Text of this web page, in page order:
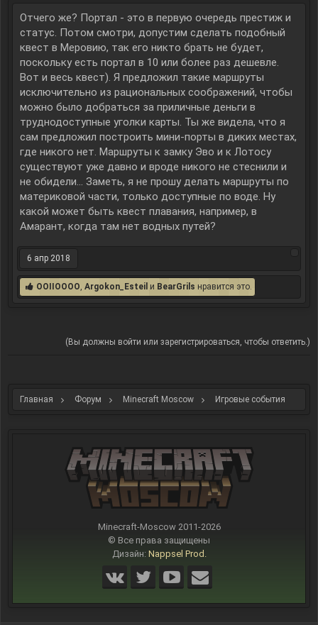
Отчего же? Портал - это в первую очередь престиж и
статус. Потом смотри, допустим сделать подобный
квест в Меровию, так его никто брать не будет,
поскольку есть портал в 10 или более раз дешевле.
Вот и весь квест). Я предложил такие маршруты
исключительно из рациональных соображений, чтобы
можно было добраться за приличные деньги в
труднодоступные уголки карты. Ты же видела, что я
сам предложил построить мини-порты в диких местах,
где никого нет. Маршруты к замку Эво и к Лотосу
существуют уже давно и вроде никого не стеснили и
не обидели... Заметь, я не прошу делать маршруты по
материковой части, только доступные по воде. Ну
какой может быть квест плавания, например, в
Амарант, когда там нет водных путей?
6 апр 2018
OOIIOOOO, Argokon_Esteil и BearGrils нравится это.
(Вы должны войти или зарегистрироваться, чтобы ответить.)
Главная Форум Minecraft Moscow Игровые события
Minecraft-Moscow 2011-2026
© Все права защищены
Дизайн: Nappsel Prod.